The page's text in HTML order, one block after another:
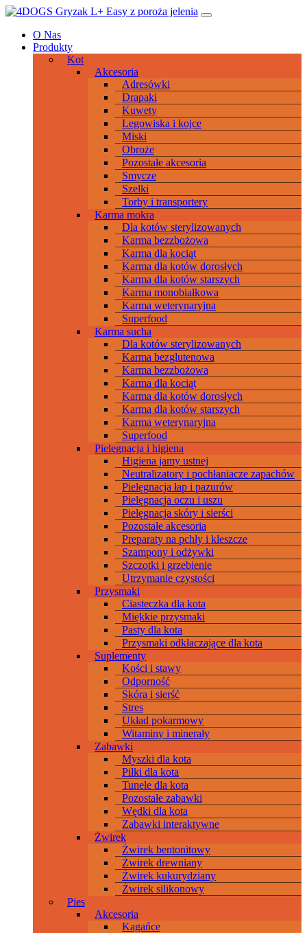
Przeskocz
treści
Main
Navigation
O Nas
Produkty
Kot
Akcesoria
Adresówki
Drapaki
Kuwety
Legowiska i kojce
Miski
Obroże
Pozostałe akcesoria
Smycze
Szelki
Torby i transportery
Karma mokra
Dla kotów sterylizowanych
Karma bezzbożowa
Karma dla kociąt
Karma dla kotów dorosłych
Karma dla kotów starszych
Karma monobiałkowa
Karma weterynaryjna
Superfood
Karma sucha
Dla kotów sterylizowanych
Karma bezglutenowa
Karma bezzbożowa
Karma dla kociąt
Karma dla kotów dorosłych
Karma dla kotów starszych
Karma weterynaryjna
Superfood
Pielęgnacja i higiena
Higiena jamy ustnej
Neutralizatory i pochłaniacze zapachów
Pielęgnacja łap i pazurów
Pielęgnacja oczu i uszu
Pielęgnacja skóry i sierści
Pozostałe akcesoria
Preparaty na pchły i kleszcze
Szampony i odżywki
Szczotki i grzebienie
Utrzymanie czystości
Przysmaki
Ciasteczka dla kota
Miękkie przysmaki
Pasty dla kota
Przysmaki odkłaczające dla kota
Suplementy
Kości i stawy
Odporność
Skóra i sierść
Stres
Układ pokarmowy
Witaminy i minerały
Zabawki
Myszki dla kota
Piłki dla kota
Tunele dla kota
Pozostałe zabawki
Wędki dla kota
Zabawki interaktywne
Żwirek
Żwirek bentonitowy
Żwirek drewniany
Żwirek kukurydziany
Żwirek silikonowy
Pies
Akcesoria
Kagańce